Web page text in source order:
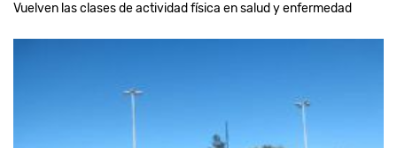
Vuelven las clases de actividad física en salud y enfermedad